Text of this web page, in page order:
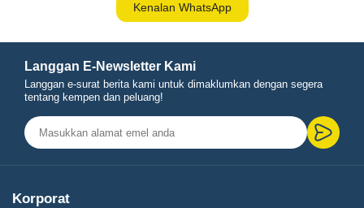
Kenalan WhatsApp
Langgan E-Newsletter Kami
Langgan e-surat berita kami untuk dimaklumkan dengan segera
tentang kempen dan peluang!
Korporat